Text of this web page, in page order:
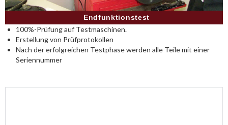
Endfunktionstest
100%-Prüfung auf Testmaschinen.
Erstellung von Prüfprotokollen
Nach der erfolgreichen Testphase werden alle Teile mit einer
Seriennummer